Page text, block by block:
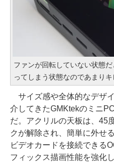
ファンが回転していない状態
ってしまう状態なのであまり
サイズ感や全体的なデザ
介してきたGMKtekのミニ
だ。アクリルの天板は、45
クが解除され、簡単に外せ
ビデオカードを接続できる
フィックス描画性能を強化